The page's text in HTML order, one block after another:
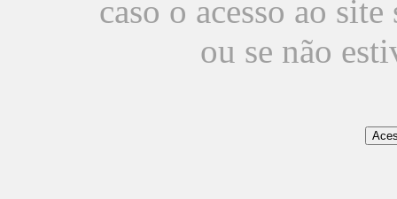
caso o acesso ao
ou se não